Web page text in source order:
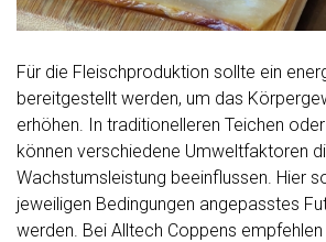
Für die Fleischproduktion sollte ein
bereitgestellt werden, um das
erhöhen. In traditionelleren Teichen
können verschiedene Umweltfaktoren
Wachstumsleistung beeinflussen. Hier
jeweiligen Bedingungen angepasstes
werden. Bei Alltech Coppens